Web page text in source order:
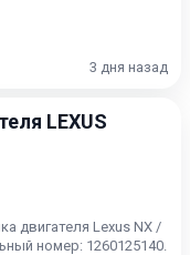
3 дня назад
LEXUS
двигателя Lexus NX /
номер: 1260125140.